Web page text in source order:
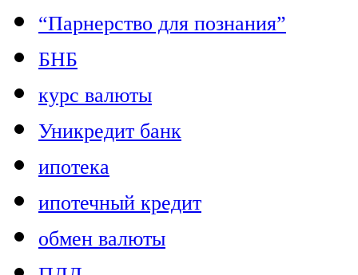
“Парнерство для познания”
БНБ
курс валюты
Уникредит банк
ипотека
ипотечный кредит
обмен валюты